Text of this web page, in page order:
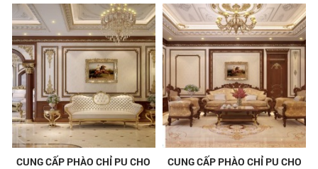
CUNG CẤP PHÀO CHỈ PU CHO
CUNG CẤP PHÀO CHỈ PU CHO